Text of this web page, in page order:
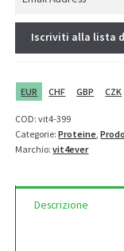
t
o
u
r
e
a
Iscriviti alla lista
EUR CHF GBP CZK
COD:vit4-399
Categorie:Proteine ,
Marchio:vit4ever
Descrizione